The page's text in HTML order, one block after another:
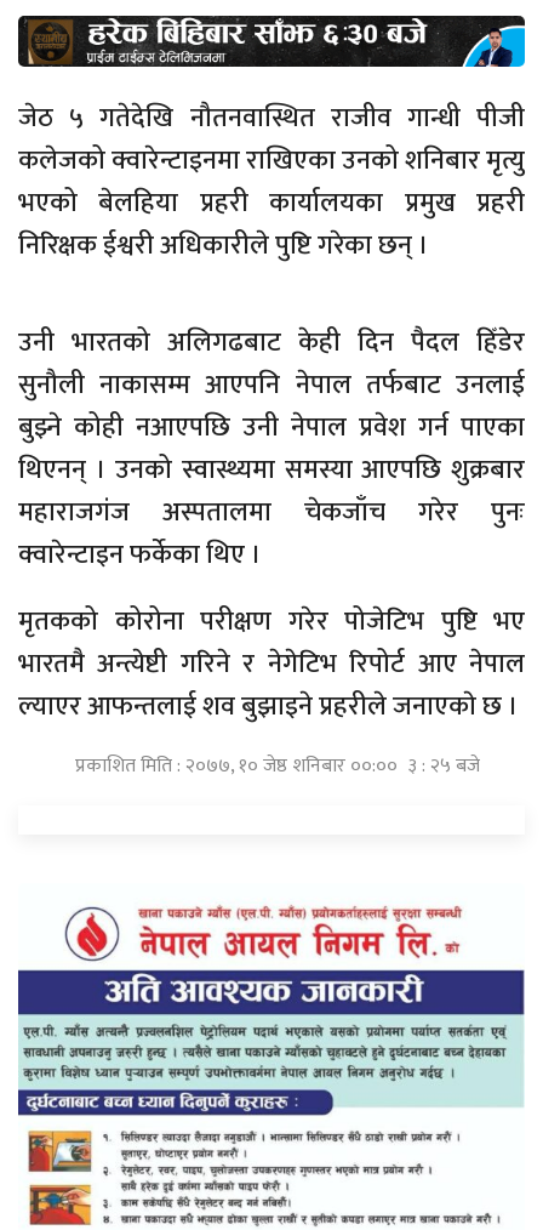
जेठ ५ गतेदेखि नौतनवास्थित राजीव गान्धी पीजी
कलेजको क्वारेन्टाइनमा राखिएका उनको शनिबार मृत्यु
भएको बेलहिया प्रहरी कार्यालयका प्रमुख प्रहरी
निरिक्षक ईश्वरी अधिकारीले पुष्टि गरेका छन् ।
उनी भारतको अलिगढबाट केही दिन पैदल हिँडेर
सुनौली नाकासम्म आएपनि नेपाल तर्फबाट उनलाई
बुझ्ने कोही नआएपछि उनी नेपाल प्रवेश गर्न पाएका
थिएनन् । उनको स्वास्थ्यमा समस्या आएपछि शुक्रबार
महाराजगंज अस्पतालमा चेकजाँच गरेर पुनः
क्वारेन्टाइन फर्केका थिए ।
मृतकको कोरोना परीक्षण गरेर पोजेटिभ पुष्टि भए
भारतमै अन्त्येष्टी गरिने र नेगेटिभ रिपोर्ट आए नेपाल
ल्याएर आफन्तलाई शव बुझाइने प्रहरीले जनाएकाे छ ।
प्रकाशित मिति : २०७७, १० जेष्ठ शनिबार ००:०० ३ : २५ बजे